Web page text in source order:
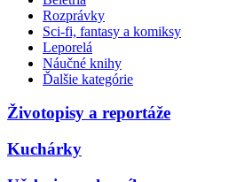
Rozprávky
Sci-fi, fantasy a komiksy
Leporelá
Náučné knihy
Ďalšie kategórie
Životopisy a reportáže
Kuchárky